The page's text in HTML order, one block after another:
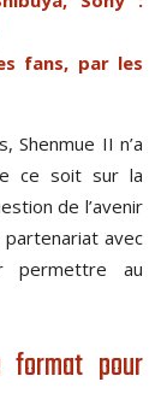
fans, par les
Shenmue II n’a
ce soit sur la
de l’avenir
avec
permettre au
format pour